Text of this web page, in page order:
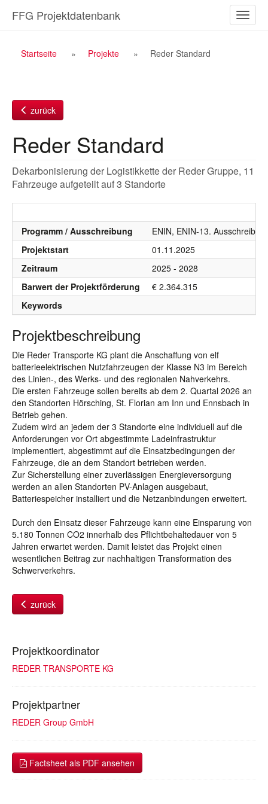
Inhalt
ein-/
FFG Projektdatenbank
Breadcrumb
Startseite Projekte Reder Standard
zurück
Reder Standard
Dekarbonisierung der Logistikkette der Reder Gruppe, 11
Fahrzeuge aufgeteilt auf 3 Standorte
Programm / Ausschreibung
ENIN, ENIN-13.
Projektstart
01.11.2025
Zeitraum
2025 - 2028
Barwert der Projektförderung
€ 2.364.315
Keywords
Projektbeschreibung
Die Reder Transporte KG plant die Anschaffung von elf
batterieelektrischen Nutzfahrzeugen der Klasse N3 im Bereich
des Linien-, des Werks- und des regionalen Nahverkehrs.
Die ersten Fahrzeuge sollen bereits ab dem 2. Quartal 2026 an
den Standorten Hörsching, St. Florian am Inn und Ennsbach in
Betrieb gehen.
Zudem wird an jedem der 3 Standorte eine individuell auf die
Anforderungen vor Ort abgestimmte Ladeinfrastruktur
implementiert, abgestimmt auf die Einsatzbedingungen der
Fahrzeuge, die an dem Standort betrieben werden.
Zur Sicherstellung einer zuverlässigen Energieversorgung
werden an allen Standorten PV-Anlagen ausgebaut,
Batteriespeicher installiert und die Netzanbindungen erweitert.
Durch den Einsatz dieser Fahrzeuge kann eine Einsparung von
5.180 Tonnen CO2 innerhalb des Pflichtbehaltedauer von 5
Jahren erwartet werden. Damit leistet das Projekt einen
wesentlichen Beitrag zur nachhaltigen Transformation des
Schwerverkehrs.
zurück
Projektkoordinator
REDER TRANSPORTE KG
Projektpartner
REDER Group GmbH
Factsheet als PDF ansehen